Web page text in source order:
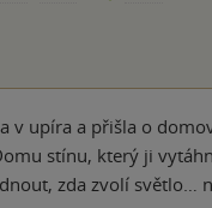
v upíra a přišla o
stínu, který ji
zda zvolí světlo…